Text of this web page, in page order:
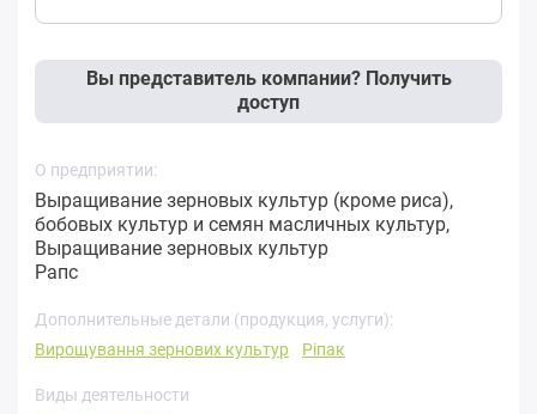
Вы представитель компании? Получить
доступ
О предприятии:
Выращивание зерновых культур (кроме риса),
бобовых культур и семян масличных культур,
Выращивание зерновых культур
Рапс
Дополнительные детали (продукция, услуги):
Вирощування зернових культур
Ріпак
Виды деятельности